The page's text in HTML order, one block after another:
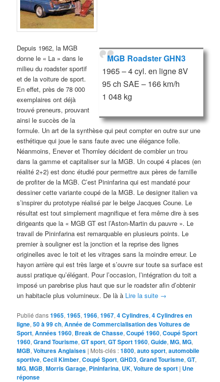
MGB Roadster GHN3
1965 – 4 cyl. en ligne 8V
95 ch SAE – 166 km/h
1 048 kg
Depuis 1962, la MGB
donne le « La » dans le
milieu du roadster sportif
et de la voiture de sport.
En effet, près de 78 000
exemplaires ont déjà
trouvé preneurs, prouvant
ainsi le succès de la
formule. Un art de la synthèse qui peut compter en outre sur une
esthétique qui joue le sans faute avec une élégance folle.
Néanmoins, Enever et Thornley décident de combler un trou
dans la gamme et capitaliser sur la MGB. Un coupé 4 places (en
réalité 2+2) est donc étudié pour permettre aux pères de famille
de profiter de la MGB. C’est Pininfarina qui est mandaté pour
dessiner cette variante coupé de la MGB. Le designer italien va
s’inspirer du prototype réalisé par le belge Jacques Coune. Le
résultat est tout simplement magnifique et fera même dire à ses
dirigeants que la « MGB GT est l’Aston-Martin du pauvre ». Le
travail de Pininfarina est remarquable en plusieurs points. Le
premier à souligner est la jonction et la reprise des lignes
originelles avec le toit et les vitrages sans la moindre erreur. Le
hayon arrière qui est très large et s’ouvre sur toute sa surface est
aussi pratique qu’élégant. Pour l’occasion, l’intégration du toit a
imposé un parebrise plus haut que sur le roadster afin d’obtenir
un habitacle plus volumineux. De là à Lire la suite →
Publié dans1965,1965,1966,1967,4 Cylindres,4 Cylindres en
ligne,50 à 99 ch,Année de Commercialisation des Voitures de
Sport,Années 1960, Break de Chasse,Coupé 1960,Coupé Sport
1960,Grand Tourisme,GT sport,GT Sport 1960,Guide,MG,MG,
MGB,Voitures Anglaises | Mots-clés :1800,auto sport,automobile
sportive,Cecil Kimber,Coupé Sport,GHD3,Grand Tourisme,GT,
MG,MGB,Morris Garage, Pininfarina, UK,Voiture de sport | Une
réponse